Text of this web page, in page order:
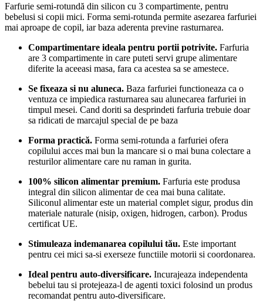
Farfurie semi-rotundă din silicon cu 3 compartimente, pentru
bebelusi si copii mici. Forma semi-rotunda permite asezarea farfuriei
mai aproape de copil, iar baza aderenta previne rasturnarea.
Compartimentare ideala pentru portii potrivite. Farfuria
are 3 compartimente in care puteti servi grupe alimentare
diferite la aceeasi masa, fara ca acestea sa se amestece.
Se fixeaza si nu aluneca. Baza farfuriei functioneaza ca o
ventuza ce impiedica rasturnarea sau alunecarea farfuriei in
timpul mesei. Cand doriti sa desprindeti farfuria trebuie doar
sa ridicati de marcajul special de pe baza
Forma practică. Forma semi-rotunda a farfuriei ofera
copilului acces mai bun la mancare si o mai buna colectare a
resturilor alimentare care nu raman in gurita.
100% silicon alimentar premium. Farfuria este produsa
integral din silicon alimentar de cea mai buna calitate.
Siliconul alimentar este un material complet sigur, produs din
materiale naturale (nisip, oxigen, hidrogen, carbon). Produs
certificat UE.
Stimuleaza indemanarea copilului tău. Este important
pentru cei mici sa-si exerseze functiile motorii si coordonarea.
Ideal pentru auto-diversificare. Incurajeaza independenta
bebelui tau si protejeaza-l de agenti toxici folosind un produs
recomandat pentru auto-diversificare.